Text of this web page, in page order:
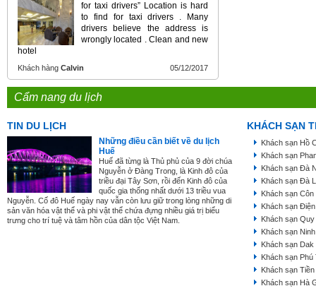
for taxi drivers” Location is hard
to find for taxi drivers . Many
drivers believe the address is
wrongly located . Clean and new
hotel
Khách hàng Calvin 05/12/2017
Cẩm nang du lịch
TIN DU LỊCH
Những điều cần biết về du lịch
Huế
Huế đã từng là Thủ phủ của 9 đời chúa
Nguyễn ở Đàng Trong, là Kinh đô của
triều đại Tây Sơn, rồi đến Kinh đô của
quốc gia thống nhất dưới 13 triều vua
Nguyễn. Cố đô Huế ngày nay vẫn còn lưu giữ trong lòng những di
sản văn hóa vật thể và phi vật thể chứa đựng nhiều giá trị biểu
trưng cho trí tuệ và tâm hồn của dân tộc Việt Nam.
KHÁCH SẠN
Khách sạn Hồ
Khách sạn
Khách sạn Đà
Khách sạn Đà
Khách sạn
Khách sạn
Khách sạn
Khách sạn
Khách sạn Dak
Khách sạn Phú
Khách sạn
Khách sạn Hà